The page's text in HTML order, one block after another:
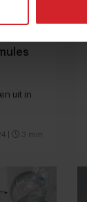
uit in
3 min